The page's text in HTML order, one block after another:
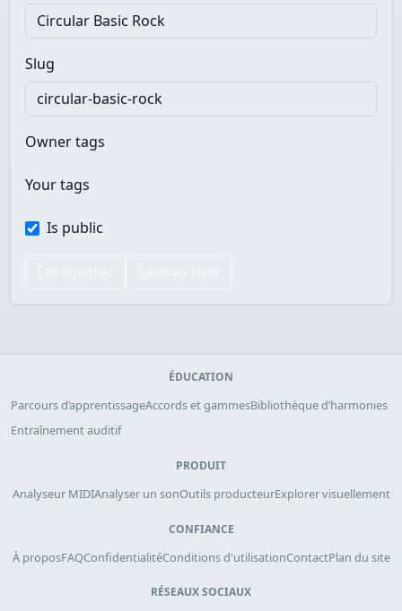
Slug
Owner tags
Your tags
Is public
ÉDUCATION
Parcours d’apprentissageAccords et gammesBibliothèque d’harmonies
Entraînement auditif
PRODUIT
Analyseur MIDIAnalyser un sonOutils producteurExplorer visuellement
CONFIANCE
À proposFAQConfidentialitéConditions d'utilisationContactPlan du site
RÉSEAUX SOCIAUX